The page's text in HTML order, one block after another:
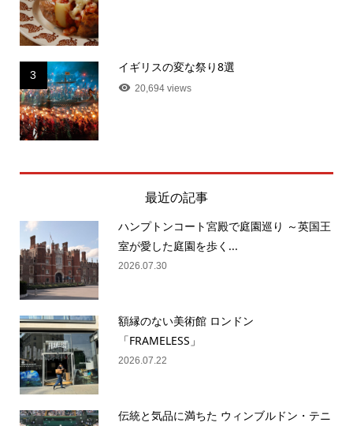
3
イギリスの変な祭り8選
20,694 views
最近の記事
ハンプトンコート宮殿で庭園巡り ～英国王
室が愛した庭園を歩く...
2026.07.30
額縁のない美術館 ロンドン
「FRAMELESS」
2026.07.22
伝統と気品に満ちた ウィンブルドン・テニ